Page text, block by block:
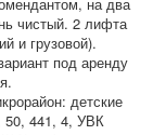
чистый. 2 лифта
и грузовой).
под аренду
детские
441, 4, УВК